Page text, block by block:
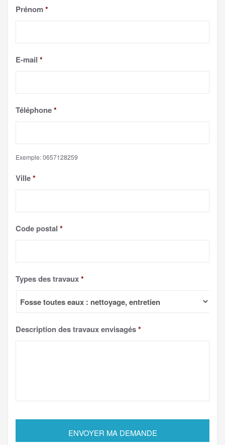
Prénom*
E-mail *
Téléphone*
Exemple: 0657128259
Ville*
Code postal *
Types des travaux*
Description des travaux envisagés*